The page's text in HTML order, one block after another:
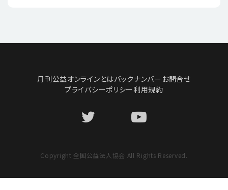
月刊公益オンラインとはバックナンバー お問合せ
プライバシーポリシー利用規約
Copyright 全国公益法人協会 All Rights Reserved.